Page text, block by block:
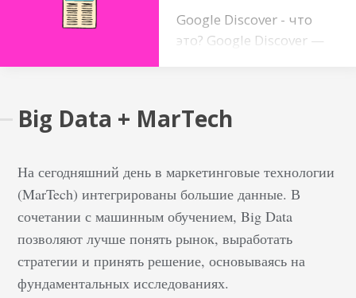
Google Discover - что
это? Google Discover —
персонализацию
интересы. За подбор
контента в Google
Discover отвечает
алгоритм Google
News.&nbsp; Главное
отличие Google
Big Data + MarTech
На сегодняшний день в маркетинговые технологии
(MarTech) интегрированы большие данные. В
сочетании с машинным обучением, Big Data
позволяют лучше понять рынок, выработать
стратегии и принять решение, основываясь на
фундаментальных исследованиях.